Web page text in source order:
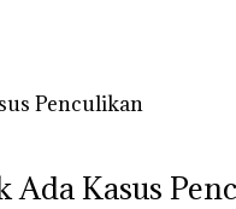
Penculikan
Ada Kasus